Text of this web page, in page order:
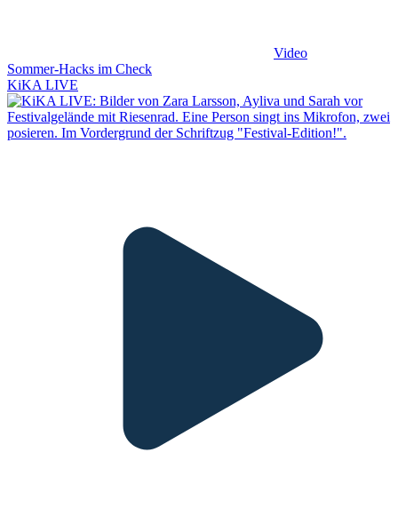
Video
Sommer-Hacks im Check
KiKA LIVE